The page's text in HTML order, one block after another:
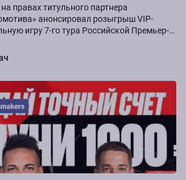
правах титульного партнера
анонсировал розыгрыш VIP-
игру 7-го тура Российской Премьер-